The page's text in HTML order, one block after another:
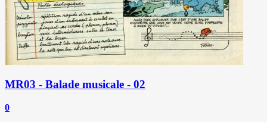
MR03 - Balade musicale - 02
0